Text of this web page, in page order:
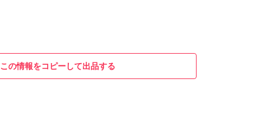
この情報をコピーして出品する